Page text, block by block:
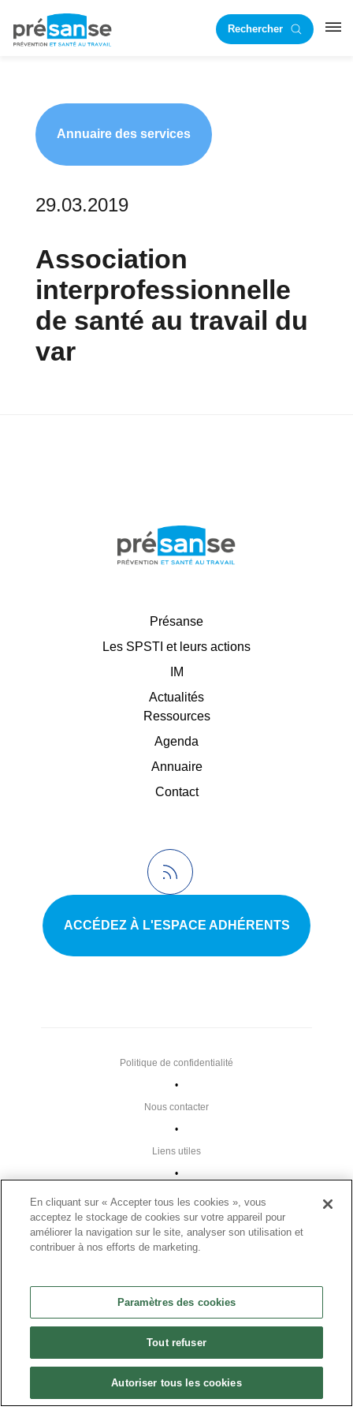
principale
RechercherRST
Annuaire des services
29.03.2019
Association
interprofessionnelle
de santé au travail du
var
Présanse
Les SPSTI et leurs actions
IM
Actualités
Ressources
Agenda
Annuaire
Contact
ACCÉDEZ À L'ESPACE ADHÉRENTS
•
Liens utiles
•
Nous contacter
•
Politique de confidentialité
Mentions légales
•
CGU
•
Paramètres des cookies
En cliquant sur « Accepter tous les cookies », vous
acceptez le stockage de cookies sur votre appareil pour
améliorer la navigation sur le site, analyser son utilisation et
contribuer à nos efforts de marketing.
Paramètres des cookies
Tout refuser
Autoriser tous les cookies